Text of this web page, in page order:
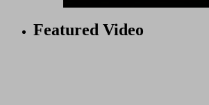
Featured Video